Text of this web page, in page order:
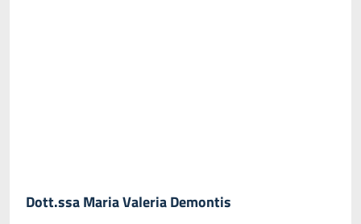
Dott.ssa Maria Valeria Demontis